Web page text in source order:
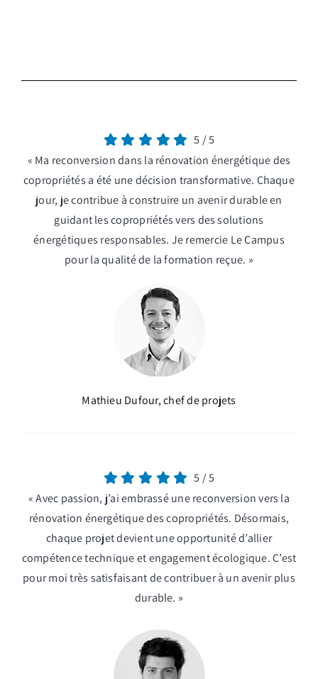
5 /5
« Ma reconversion dans la rénovation énergétique des
copropriétés a été une décision transformative. Chaque
jour, je contribue à construire un avenir durable en
guidant les copropriétés vers des solutions
énergétiques responsables. Je remercie Le Campus
pour la qualité de la formation reçue. »
Mathieu Dufour, chef de projets
5 /5
« Avec passion, j’ai embrassé une reconversion vers la
rénovation énergétique des copropriétés. Désormais,
chaque projet devient une opportunité d’allier
compétence technique et engagement écologique. C’est
pour moi très satisfaisant de contribuer à un avenir plus
durable. »